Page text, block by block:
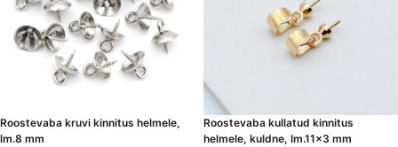
Roostevaba kruvi kinnitus helmele,
lm.8 mm
Roostevaba kullatud kinnitus
helmele, kuldne, lm.11×3 mm